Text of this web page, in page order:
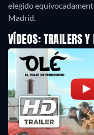
elegido
Madrid.
VÍDEOS: TRAILERS Y